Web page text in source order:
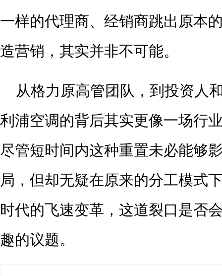
一样的代理商、经销商跳出原本
造营销，其实并非不可能。
从格力原高管团队，到投资人
利浦空调的背后其实更像一场行
尽管短时间内这种重置未必能够
局，但却无疑在原来的分工模式
时代的飞速变革，这道裂口是否
趣的议题。